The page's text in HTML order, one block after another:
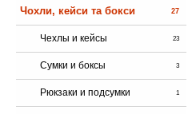
Чохли, кейси та бокси 27
Чехлы и кейсы 23
Сумки и боксы 3
Рюкзаки и подсумки 1